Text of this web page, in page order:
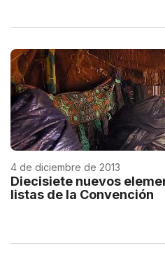
4 de diciembre de 2013
Diecisiete nuevos
listas de la Convención